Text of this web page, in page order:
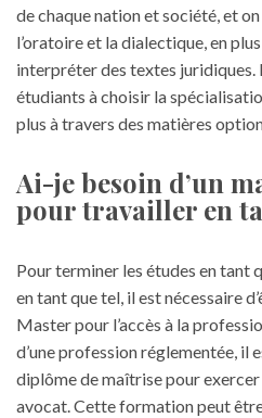
de chaque nation et société, et
l’oratoire et la dialectique, en
interpréter des textes juridiques.
étudiants à choisir la
plus à travers des matières
Ai-je besoin d’un
pour travailler en
Pour terminer les études en tant
en tant que tel, il est nécessaire
Master pour l’accès à la
d’une profession réglementée, il
diplôme de maîtrise pour
avocat. Cette formation peut